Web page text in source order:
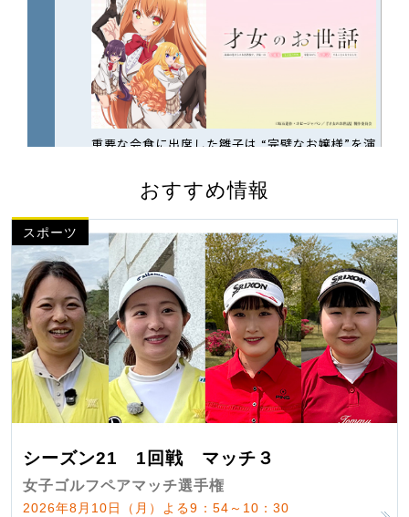
おすすめ情報
スポーツ
シーズン21 1回戦 マッチ３
女子ゴルフペアマッチ選手権
2026年8月10日（月）よる9：54～10：30